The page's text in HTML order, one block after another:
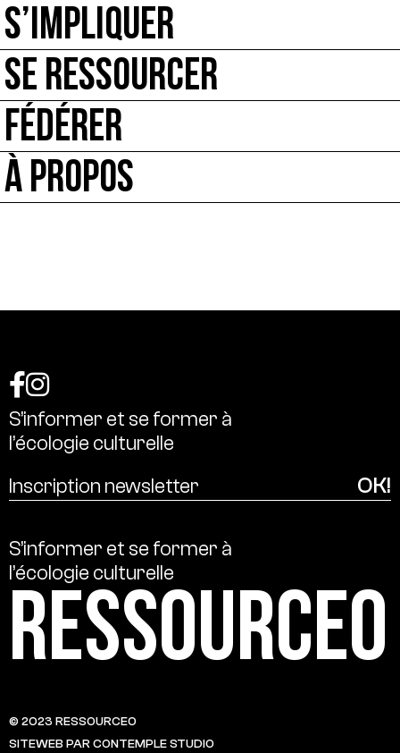
S’IMPLIQUER
SE RESSOURCER
FÉDÉRER
À PROPOS
S’informer et se former à
l’écologie culturelle
S’informer et se former à
l’écologie culturelle
Ressource0
© 2023 RESSOURCE0
SITEWEB PAR CONTEMPLE STUDIO